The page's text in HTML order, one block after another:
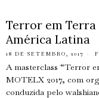
Terror em
América Latina
18 DE SETEMBRO, 2017
A masterclass “Terror
MOTELX 2017, com
conduzida pelo